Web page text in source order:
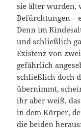
sie älter wurden,
Befürchtungen –
Denn im
und schließlich
Existenz von
gefährlich
schließlich doch
übernimmt,
ihr aber weiß,
in dem Körper,
die beiden